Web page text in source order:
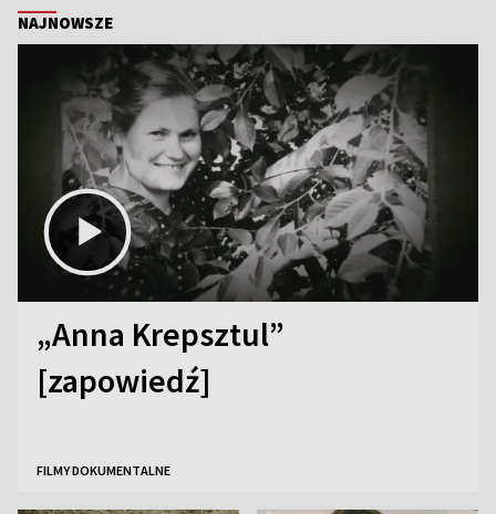
NAJNOWSZE
„Anna Krepsztul”
[zapowiedź]
FILMY DOKUMENTALNE